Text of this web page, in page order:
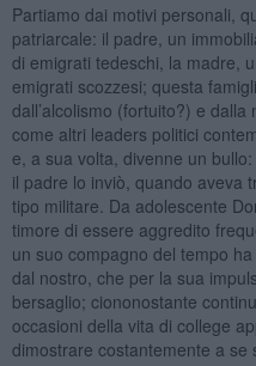
Partiamo dai motivi personali,
patriarcale: il padre, un
di emigrati tedeschi, la madre,
emigrati scozzesi; questa
dall’alcolismo (fortuito?) e
come altri leaders politici
e, a sua volta, divenne un
il padre lo inviò, quando aveva
tipo militare. Da adolescente
timore di essere aggredito
un suo compagno del tempo
dal nostro, che per la sua
bersaglio; ciononostante
occasioni della vita di college
dimostrare costantemente a se